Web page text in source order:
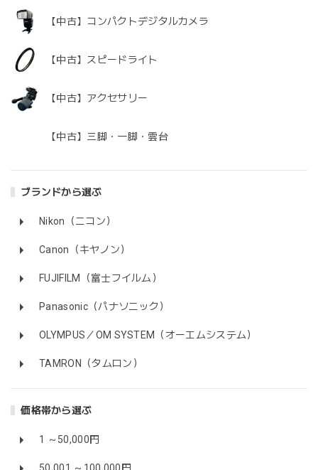
【中古】コンパクトデジタルカメラ
【中古】スピードライト
【中古】アクセサリー
【中古】三脚・一脚・雲台
ブランドから選ぶ
Nikon（ニコン）
Canon（キヤノン）
FUJIFILM（富士フイルム）
Panasonic（パナソニック）
OLYMPUS／OM SYSTEM（オーエムシステム）
TAMRON（タムロン）
価格帯から選ぶ
1 ～50,000円